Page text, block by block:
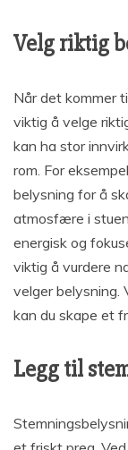
Velg riktig
Når det kommer
viktig å velge
kan ha stor
rom. For
belysning for å
atmosfære i
energisk og
viktig å vurdere
velger belysning.
kan du skape et
Legg til